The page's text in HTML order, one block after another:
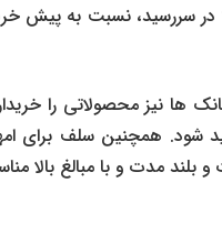
سررسید، نسبت به پیش
ها نیز محصولاتی را
شود. همچنین سلف برای
بلند مدت و با مبالغ بالا